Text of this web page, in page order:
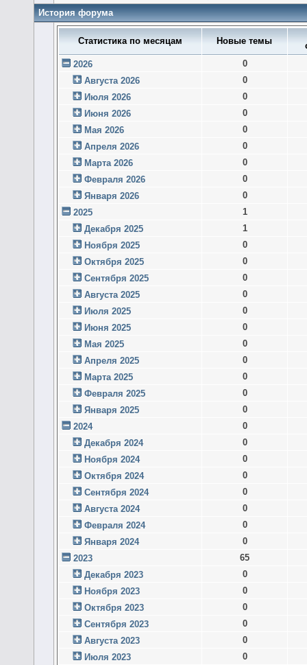
История форума
Статистика по месяцам Новые темы
2026
0
Августа 2026
0
Июля 2026
0
Июня 2026
0
Мая 2026
0
Апреля 2026
0
Марта 2026
0
Февраля 2026
0
Января 2026
0
2025
1
Декабря 2025
1
Ноября 2025
0
Октября 2025
0
Сентября 2025
0
Августа 2025
0
Июля 2025
0
Июня 2025
0
Мая 2025
0
Апреля 2025
0
Марта 2025
0
Февраля 2025
0
Января 2025
0
2024
0
Декабря 2024
0
Ноября 2024
0
Октября 2024
0
Сентября 2024
0
Августа 2024
0
Февраля 2024
0
Января 2024
0
2023
65
Декабря 2023
0
Ноября 2023
0
Октября 2023
0
Сентября 2023
0
Августа 2023
0
Июля 2023
0